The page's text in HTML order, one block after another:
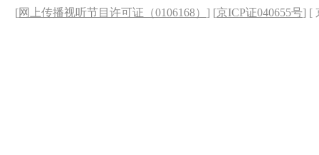
[网上传播视听节目许可证（0106168） ] [京ICP证040655号] [